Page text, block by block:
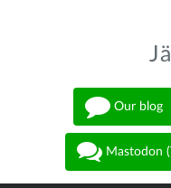
Our blog
Mastodon